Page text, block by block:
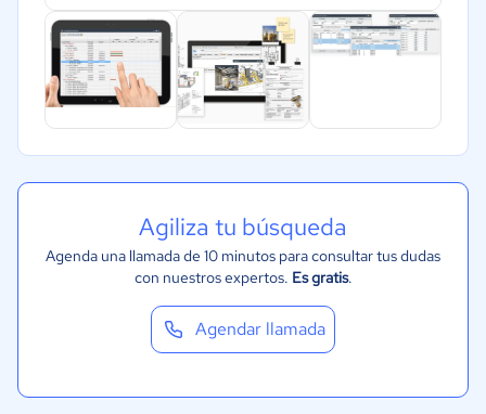
Agiliza tu búsqueda
Agenda una llamada de 10 minutos para consultar tus dudas
con nuestros expertos. Es gratis.
Agendar llamada